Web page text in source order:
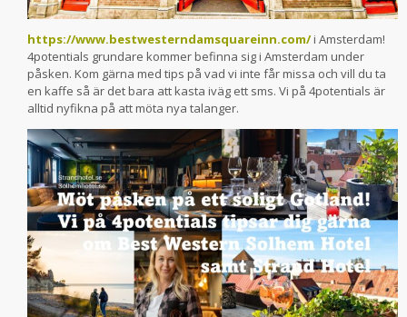
https://www.bestwesterndamsquareinn.com/i Amsterdam!
4potentials grundare kommer befinna sig i Amsterdam under
påsken. Kom gärna med tips på vad vi inte får missa och vill du ta
en kaffe så är det bara att kasta iväg ett sms. Vi på 4potentials är
alltid nyfikna på att möta nya talanger.